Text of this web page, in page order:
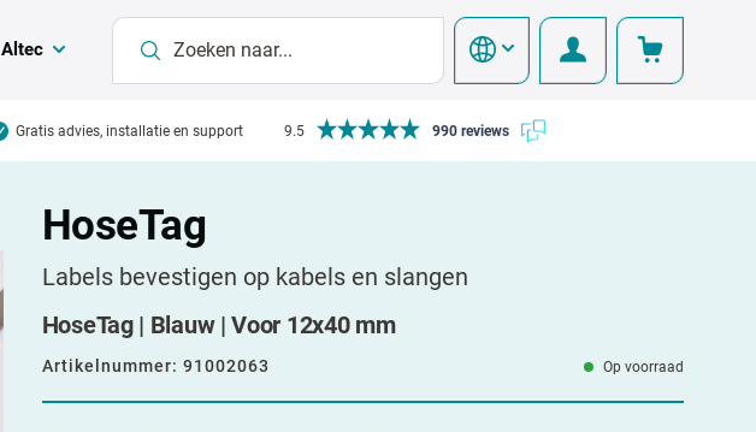
Altec
Gratis advies, installatie en support 9.5 990 reviews
HoseTag
Labels bevestigen op kabels en slangen
HoseTag | Blauw | Voor 12x40 mm
Artikelnummer: 91002063 Op voorraad